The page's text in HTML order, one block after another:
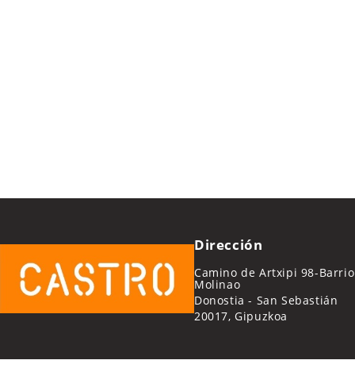
Dirección
Camino de Artxipi 98-Barrio
Molinao
Donostia - San Sebastián
20017, Gipuzkoa